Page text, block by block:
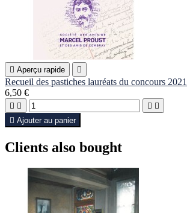
 Aperçu rapide 
Recueil des pastiches lauréats du concours 2021
6,50 €
   
 Ajouter au panier
Clients also bought